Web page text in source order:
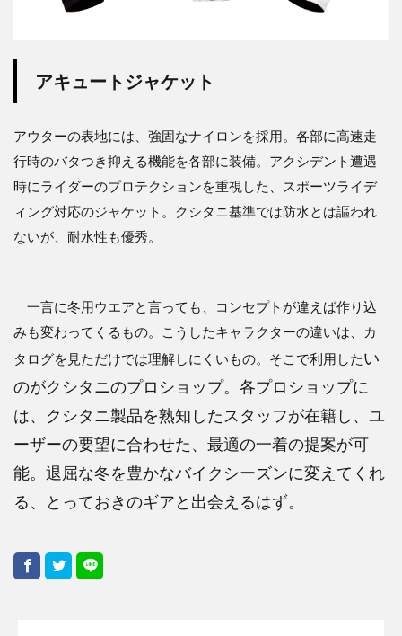
アキュートジャケット
アウターの表地には、強固なナイロンを採用。各部に高速走
行時のバタつき抑える機能を各部に装備。アクシデント遭遇
時にライダーのプロテクションを重視した、スポーツライデ
ィング対応のジャケット。クシタニ基準では防水とは謳われ
ないが、耐水性も優秀。
一言に冬用ウエアと言っても、コンセプトが違えば作り込
みも変わってくるもの。こうしたキャラクターの違いは、カ
タログを見ただけでは理解しにくいもの。そこで利用したい
のがクシタニのプロショップ。各プロショップに
は、クシタニ製品を熟知したスタッフが在籍し、ユ
ーザーの要望に合わせた、最適の一着の提案が可
能。退屈な冬を豊かなバイ クシーズンに変えてくれ
る、とっておきのギアと出会えるはず。